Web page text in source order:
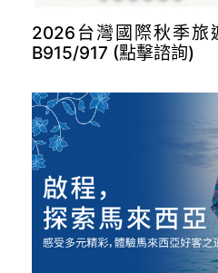
長榮德里開航(點擊諮詢)